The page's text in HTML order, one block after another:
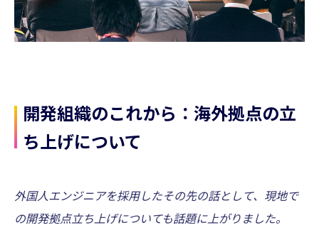
開発組織のこれから：海外拠点の立
ち上げについて
外国人エンジニアを採用したその先の話として、現地で
の開発拠点立ち上げについても話題に上がりました。